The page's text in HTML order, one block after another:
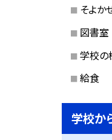
そよ
図書室
学校の
給食
学校か